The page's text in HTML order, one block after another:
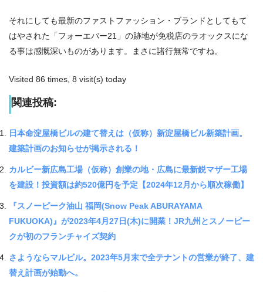
それにしても最新のファストファッション・ブランドとしてもて
はやされた「フォーエバー21」の跡地が免税店のラオックスにな
る事は感慨深いものがあります。まさに諸行無常ですね。
Visited 86 times, 8 visit(s) today
関連投稿:
日本命淀屋橋ビルの建て替えは（仮称）新淀屋橋ビル新築計画。
建築計画のお知らせが掲示される！
カルビー新広島工場（仮称）創業の地・広島に最新鋭マザー工場
を建設！投資額は約520億円を予定【2024年12月から順次稼働】
『スノーピーク油山 福岡(Snow Peak ABURAYAMA
FUKUOKA)』が2023年4月27日(木)に開業！JR九州とスノーピー
クが初のフランチャイズ契約
さようならマルビル。2023年5月末で全テナントの営業が終了、建
替え計画が始動へ。